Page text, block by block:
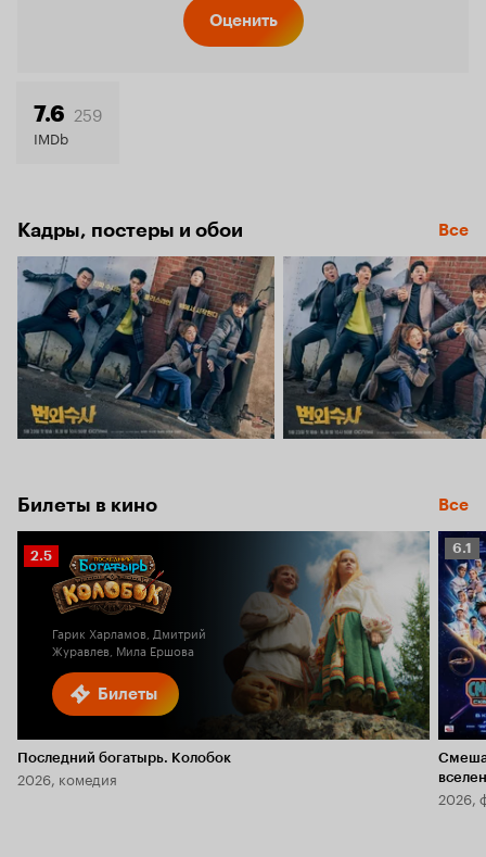
Оценить
7.6 259
IMDb
Кадры, постеры и обои Все
Билеты в кино Все
Билеты
Рейтинг
Кинопоиска
2.5
Гарик Харламов, Дмитрий
Журавлев, Мила Ершова
Последний богатырь. Колобок
2026, комедия
6.1
6.1
2026,